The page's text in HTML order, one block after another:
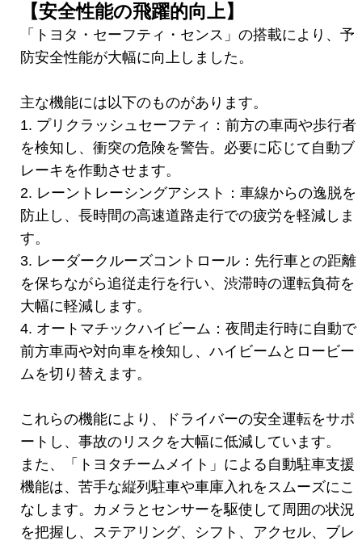
【安全性能の飛躍的向上】
「トヨタ・セーフティ・センス」の搭載により、予
防安全性能が大幅に向上しました。
主な機能には以下のものがあります。
1. プリクラッシュセーフティ：前方の車両や歩行者
を検知し、衝突の危険を警告。必要に応じて自動ブ
レーキを作動させます。
2. レーントレーシングアシスト：車線からの逸脱を
防止し、長時間の高速道路走行での疲労を軽減しま
す。
3. レーダークルーズコントロール：先行車との距離
を保ちながら追従走行を行い、渋滞時の運転負荷を
大幅に軽減します。
4. オートマチックハイビーム：夜間走行時に自動で
前方車両や対向車を検知し、ハイビームとロービー
ムを切り替えます。
これらの機能により、ドライバーの安全運転をサポ
ートし、事故のリスクを大幅に低減しています。
また、「トヨタチームメイト」による自動駐車支援
機能は、苦手な縦列駐車や車庫入れをスムーズにこ
なします。カメラとセンサーを駆使して周囲の状況
を把握し、ステアリング、シフト、アクセル、ブレ